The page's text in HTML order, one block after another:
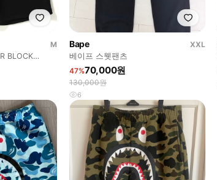
M
BLOCK
Bape
XXL
베이프 스웻팬츠
47%70,000원
130,000원
6